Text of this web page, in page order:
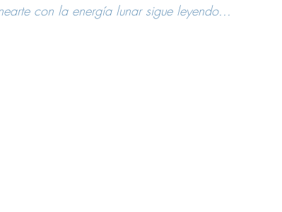
con la energía lunar sigue leyendo...